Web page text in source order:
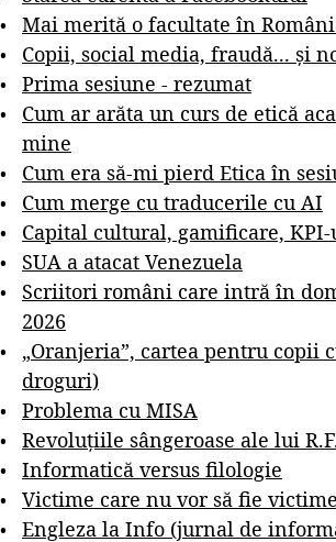
Mai merită o facultate în
Copii, social media, fraudă... și
Prima sesiune - rezumat
Cum ar arăta un curs de etică
mine
Cum era să-mi pierd Etica în
Cum merge cu traducerile cu AI
Capital cultural, gamificare, KPI-
SUA a atacat Venezuela
Scriitori români care intră în
2026
„Oranjeria”, cartea pentru copii
droguri)
Problema cu MISA
Revoluțiile sângeroase ale lui
Informatică versus filologie
Victime care nu vor să fie victime
Engleza la Info (jurnal de